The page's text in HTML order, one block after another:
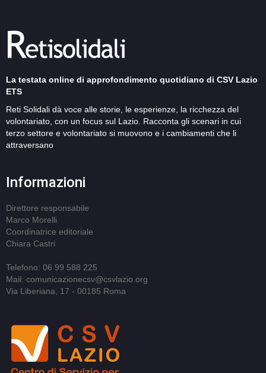
La testata online di approfondimento quotidiano di CSV Lazio
ETS
Reti Solidali dà voce alle storie, le esperienze, la ricchezza del
volontariato, con un focus sul Lazio. Racconta gli scenari in cui
terzo settore e volontariato si muovono e i cambiamenti che li
attraversano
Informazioni
Direttore responsabile
Marco Morelli
Coordinatrice editoriale
Chiara Castri
Telefono: 06 99 588 225
Mail: comunicazionecsv@csvlazio.org
Via Liberiana, 17 - 00185 Roma